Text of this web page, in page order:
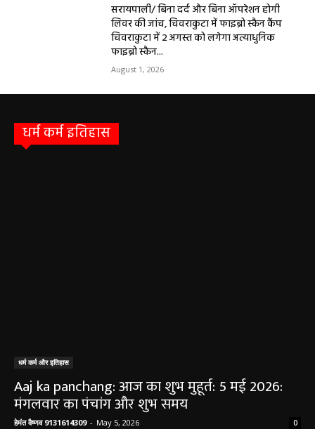
सरायपाली/ बिना दर्द और बिना ऑपरेशन होगी
लिवर की जांच, चिवराकुटा में फाइब्रो स्कैन कैंप
चिवराकुटा में 2 अगस्त को लगेगा अत्याधुनिक
फाइब्रो स्कैन...
August 1, 2026
धर्म कर्म इतिहास
धर्म कर्म और इतिहास
Aaj ka panchang: आज का शुभ मुहूर्त: 5 मई 2026:
मंगलवार का पंचांग और शुभ समय
हेमंत वैष्णव 9131614309 - May 5, 2026 0